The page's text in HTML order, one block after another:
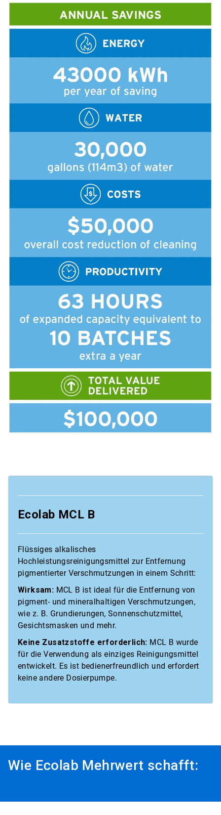
Ecolab MCL B
Flüssiges alkalisches
Hochleistungsreinigungsmittel zur Entfernung
pigmentierter Verschmutzungen in einem Schritt:
Wirksam: MCL B ist ideal für die Entfernung von
pigment- und mineralhaltigen Verschmutzungen,
wie z. B. Grundierungen, Sonnenschutzmittel,
Gesichtsmasken und mehr.
Keine Zusatzstoffe erforderlich: MCL B wurde
für die Verwendung als einziges Reinigungsmittel
entwickelt. Es ist bedienerfreundlich und erfordert
keine andere Dosierpumpe.
Wie Ecolab Mehrwert schafft: